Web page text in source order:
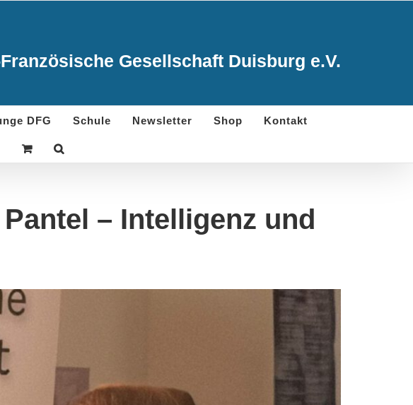
Gesellschaft Duisburg e.V.
DFG Schule Newsletter Shop Kontakt
– Intelligenz und